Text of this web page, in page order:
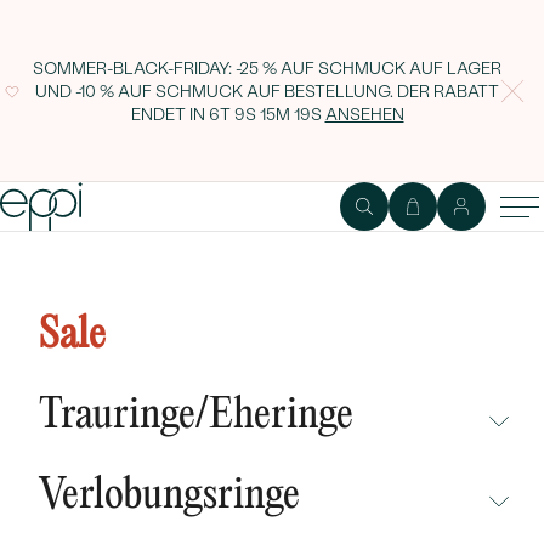
SOMMER-BLACK-FRIDAY: -25 % AUF SCHMUCK AUF LAGER
UND -10 % AUF SCHMUCK AUF BESTELLUNG. DER RABATT
ENDET IN 6T 9S 15M 18S ANSEHEN
Sale
Trauringe/Eheringe
NEUHEITEN
Verlobungsringe